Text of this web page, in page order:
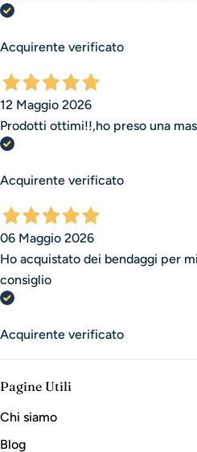
Acquirente verificato
12 Maggio 2026
Prodotti ottimi!!,ho preso una
Acquirente verificato
06 Maggio 2026
Ho acquistato dei bendaggi per
consiglio
Acquirente verificato
Pagine Utili
Chi siamo
Blog